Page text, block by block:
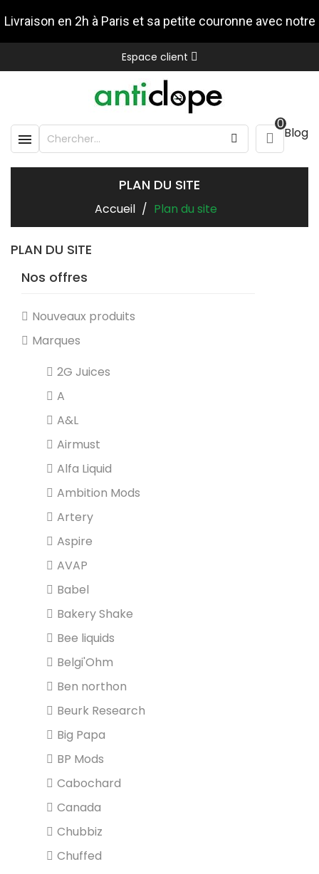
Livraison en 2h à Paris et sa petite couronne avec notre
partenaire Stuart
Espace client

0
Blog
PLAN DU SITE
Accueil Plan du site
PLAN DU SITE
Nos offres
Nouveaux produits
Marques
2G Juices
A
A&L
Airmust
Alfa Liquid
Ambition Mods
Artery
Aspire
AVAP
Babel
Bakery Shake
Bee liquids
Belgi'Ohm
Ben northon
Beurk Research
Big Papa
BP Mods
Cabochard
Canada
Chubbiz
Chuffed